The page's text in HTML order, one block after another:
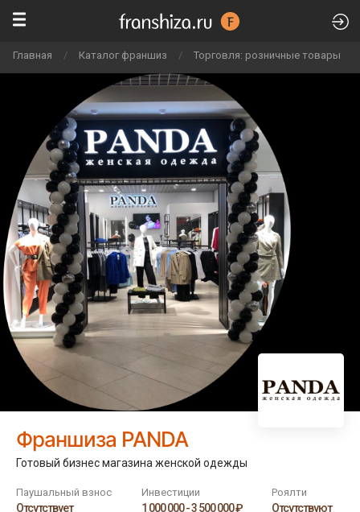
Главная / Каталог франшиз / Торговля: розничные товары
Франшиза PANDA
Готовый бизнес магазина женской одежды
Паушальный взнос
Отсутствует
Инвестиции
1 000 000 - 3 500 000 ₽
Роялти
Отсутствуют